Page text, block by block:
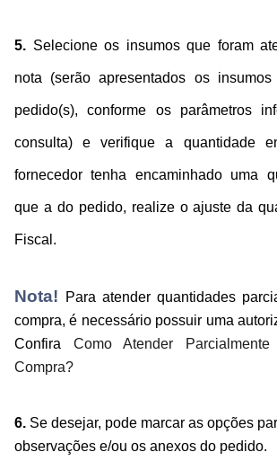
5. Selecione os insumos que foram
nota (serão apresentados os
pedido(s), conforme os parâmetros
consulta) e verifique a quantidade
fornecedor tenha encaminhado uma
que a do pedido, realize o ajuste da
Fiscal.
Nota!
Para atender quantidades
compra, é necessário possuir uma
Confira Como Atender
Compra?
6. Se desejar, pode marcar as opções
observações e/ou os anexos do pedido.